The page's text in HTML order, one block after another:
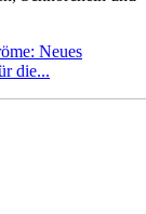
Neues
die...